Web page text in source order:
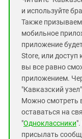
и используйте
Также призываем
мобильное
приложение
Store, или доступ
вы все равно
приложением.
"Кавказский
Можно смотреть
оставаться на
"Одноклассники
присылать